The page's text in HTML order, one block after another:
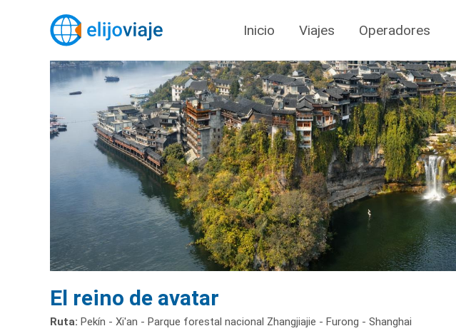
Inicio Viajes Operadores
El reino de avatar
Ruta: Pekín - Xi'an - Parque forestal nacional Zhangjiajie - Furong - Shanghai